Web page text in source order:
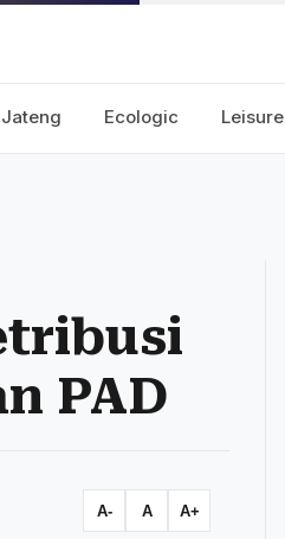
Jateng Ecologic Leisure
PAD
A- A A+